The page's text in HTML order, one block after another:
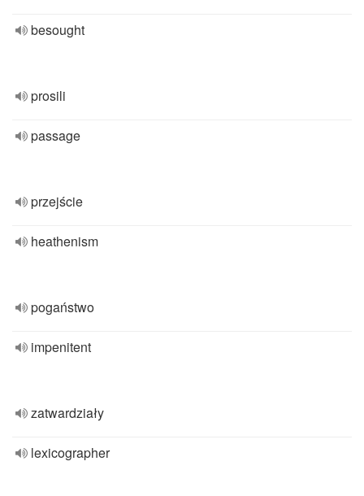
besought
prosili
passage
przejście
heathenism
pogaństwo
impenitent
zatwardziały
lexicographer